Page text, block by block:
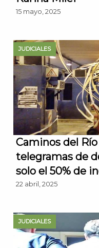
15 mayo, 2025
JUDICIALES
Caminos del
telegramas de
solo el 50% de
22 abril, 2025
JUDICIALES